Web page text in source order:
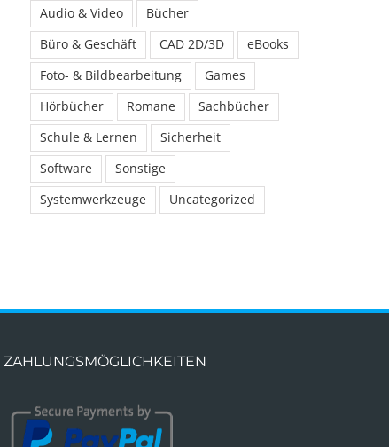
Audio & Video
Bücher
Büro & Geschäft
CAD 2D/3D
eBooks
Foto- & Bildbearbeitung
Games
Hörbücher
Romane
Sachbücher
Schule & Lernen
Sicherheit
Software
Sonstige
Systemwerkzeuge
Uncategorized
ZAHLUNGSMÖGLICHKEITEN